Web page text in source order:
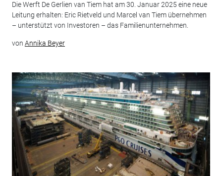
Die Werft De Gerlien van Tiem hat am 30. Januar 2025 eine neue
Leitung erhalten: Eric Rietveld und Marcel van Tiem übernehmen
– unterstützt von Investoren – das Familienunternehmen.
von Annika Beyer